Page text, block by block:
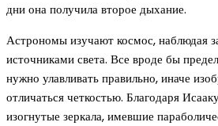
дни она получила второе дыхание.
Астрономы изучают космос, наблюдая
источниками света. Все вроде бы
нужно улавливать правильно, иначе
отличаться четкостью. Благодаря
изогнутые зеркала, имевшие